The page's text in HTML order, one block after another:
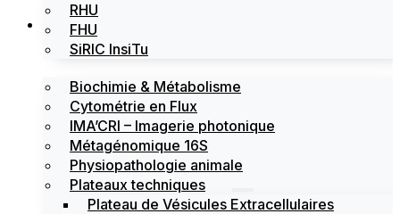
RHU
FHU
SiRIC InsiTu
Les plateformes
Biochimie & Métabolisme
Cytométrie en Flux
IMA’CRI – Imagerie photonique
Métagénomique 16S
Physiopathologie animale
Plateaux techniques
Plateau de Vésicules Extracellulaires